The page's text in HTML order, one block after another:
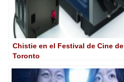
Chistie en el Festival de Cine de
Toronto